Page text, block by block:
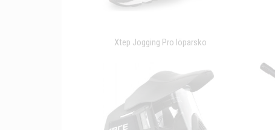
Xtep Jogging Pro löparsko